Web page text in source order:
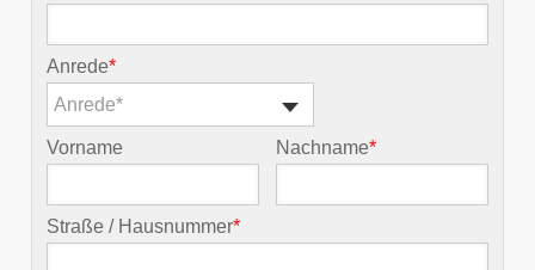
Anrede*
Anrede*
Vorname Nachname*
Straße / Hausnummer*